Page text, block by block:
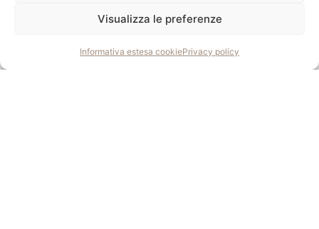
Visualizza le preferenze
Informativa estesa cookiePrivacy policy